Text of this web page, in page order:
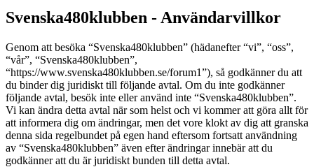
Svenska480klubben - Användarvillkor
Genom att besöka “Svenska480klubben” (hädanefter “vi”, “oss”,
“vår”, “Svenska480klubben”,
“https://www.svenska480klubben.se/forum1”), så godkänner du att
du binder dig juridiskt till följande avtal. Om du inte godkänner
följande avtal, besök inte eller använd inte “Svenska480klubben”.
Vi kan ändra detta avtal när som helst och vi kommer att göra allt för
att informera dig om ändringar, men det vore klokt av dig att granska
denna sida regelbundet på egen hand eftersom fortsatt användning
av “Svenska480klubben” även efter ändringar innebär att du
godkänner att du är juridiskt bunden till detta avtal.